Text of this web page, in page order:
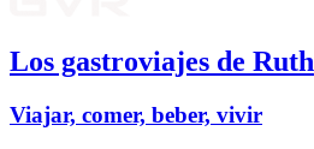
Los gastroviajes de Ruth
Viajar, comer, beber, vivir